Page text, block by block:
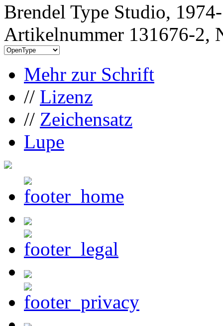
Brendel Type Studio,
Artikelnummer 131676-2,
Mehr zur Schrift
// Lizenz
// Zeichensatz
Lupe